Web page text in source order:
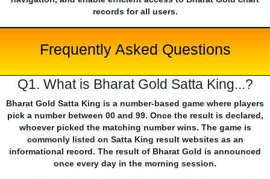
records for all users.
Frequently Asked Questions
Q1. What is Bharat Gold Satta King...?
Bharat Gold Satta King is a number-based game where players
pick a number between 00 and 99. Once the result is declared,
whoever picked the matching number wins. The game is
commonly listed on Satta King result websites as an
informational record. The result of Bharat Gold is announced
once every day in the morning session.